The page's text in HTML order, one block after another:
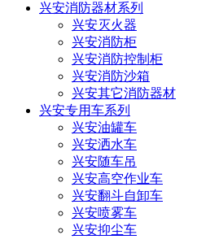
兴安消防器材系列
兴安灭火器
兴安消防柜
兴安消防控制柜
兴安消防沙箱
兴安其它消防器材
兴安专用车系列
兴安油罐车
兴安洒水车
兴安随车吊
兴安高空作业车
兴安翻斗自卸车
兴安喷雾车
兴安抑尘车